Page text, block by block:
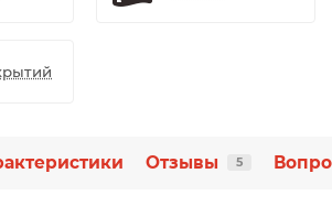
Отзывы 5